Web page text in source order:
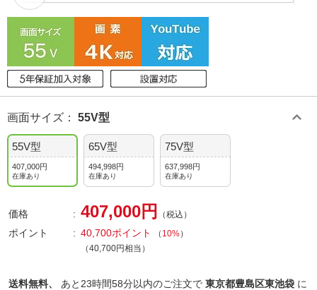
画面サイズ ： 55V型
55V型
407,000円
在庫あり
65V型
494,998円
在庫あり
75V型
637,998円
在庫あり
価格 407,000円 （税込）
ポイント 40,700ポイント （ 10%）
（40,700円相当）
送料無料、 あと 23時間58分以内のご注文で 東京都豊島区東池袋 に